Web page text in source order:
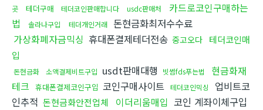
곳
테더구매 테더코인판매합니다 usdc판매처
카드로코인구매하는
법
솔라나구입 테더개인거래
돈현금화최저수수료
가상화폐자금믹싱 휴대폰결제테더전송 중고오다 테더코인매
입
돈현금화 소액결제비트구입 usdt판매대행 빗썸fds푸는법
현금화재
테크 휴대폰결제코인구입 코인구매사이트 테더코인믹싱
업비트코
인추적 돈현금화안전업체 이더리움매입 코인 계좌이체구입